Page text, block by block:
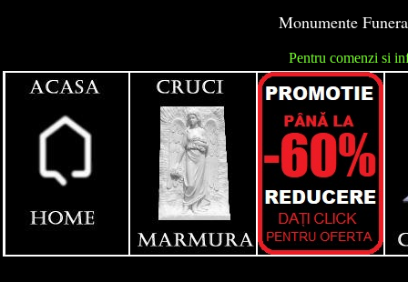
Monumente
Pentru comenzi si